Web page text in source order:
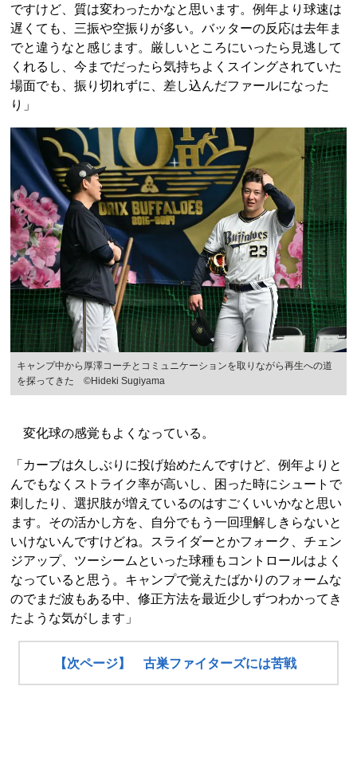
ですけど、質は変わったかなと思います。例年より球速は
遅くても、三振や空振りが多い。バッターの反応は去年ま
でと違うなと感じます。厳しいところにいったら見逃して
くれるし、今までだったら気持ちよくスイングされていた
場面でも、振り切れずに、差し込んだファールになった
り」
キャンプ中から厚澤コーチとコミュニケーションを取りながら再生への道
を探ってきた ©︎Hideki Sugiyama
変化球の感覚もよくなっている。
「カーブは久しぶりに投げ始めたんですけど、例年よりと
んでもなくストライク率が高いし、困った時にシュートで
刺したり、選択肢が増えているのはすごくいいかなと思い
ます。その活かし方を、自分でもう一回理解しきらないと
いけないんですけどね。スライダーとかフォーク、チェン
ジアップ、ツーシームといった球種もコントロールはよく
なっていると思う。キャンプで覚えたばかりのフォームな
のでまだ波もある中、修正方法を最近少しずつわかってき
たような気がします」
【次ページ】 古巣ファイターズには苦戦